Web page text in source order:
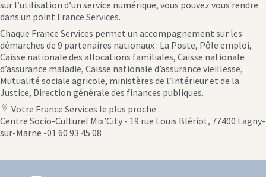
sur l’utilisation d’un service numérique, vous pouvez vous rendre
dans un point France Services.
Chaque France Services permet un accompagnement sur les
démarches de 9 partenaires nationaux : La Poste, Pôle emploi,
Caisse nationale des allocations familiales, Caisse nationale
d’assurance maladie, Caisse nationale d’assurance vieillesse,
Mutualité sociale agricole, ministères de l’Intérieur et de la
Justice, Direction générale des finances publiques.
location
icon
Votre France Services le plus proche :
Centre Socio-Culturel Mix’City - 19 rue Louis Blériot, 77400 Lagny-
sur-Marne -01 60 93 45 08